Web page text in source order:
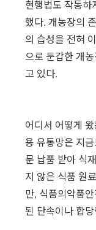
현행법도 작동하
했다. 개농장의
의 습성을 전혀
으로 둔갑한 개
고 있다.
어디서 어떻게
용 유통망은 지
문 납품 받아 식
지 않은 식품 원
만, 식품의약품
된 단속이나 합